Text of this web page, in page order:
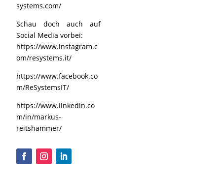
systems.com/
Schau doch auch auf
Social Media vorbei:
https://www.instagram.c
om/resystems.it/
https://www.facebook.co
m/ReSystemsIT/
https://www.linkedin.co
m/in/markus-
reitshammer/